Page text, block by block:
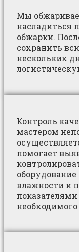
Мы
насладиться
обжарки.
сохранить
нескольких
Контроль
мастером
помогает
влажности и